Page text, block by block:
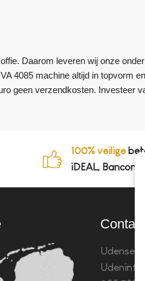
Daarom leveren wij onze
4085 machine altijd in topvorm
geen verzendkosten. Investeer
100% veilige
iDEAL,
Contact
Uden